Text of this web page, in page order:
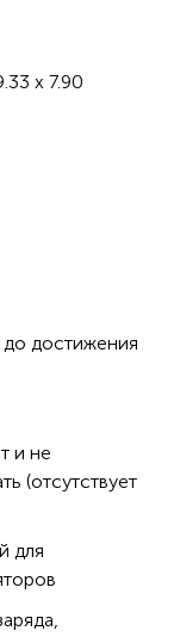
x 7.90
достижения
и не
(отсутствует
для